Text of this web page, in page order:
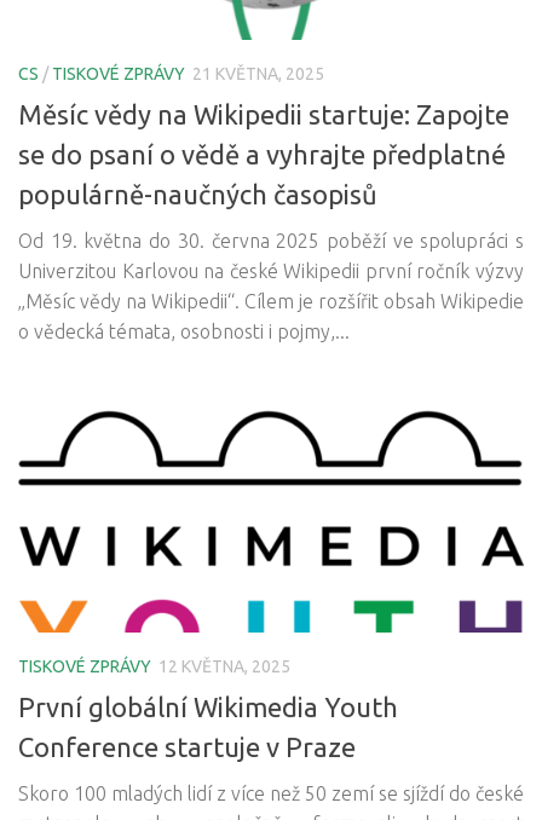
CS /TISKOVÉ ZPRÁVY 21 KVĚTNA, 2025
Měsíc vědy na Wikipedii startuje: Zapojte
se do psaní o vědě a vyhrajte předplatné
populárně-naučných časopisů
Od 19. května do 30. června 2025 poběží ve spolupráci s
Univerzitou Karlovou na české Wikipedii první ročník výzvy
„Měsíc vědy na Wikipedii“. Cílem je rozšířit obsah Wikipedie
o vědecká témata, osobnosti i pojmy,...
TISKOVÉ ZPRÁVY 12 KVĚTNA, 2025
První globální Wikimedia Youth
Conference startuje v Praze
Skoro 100 mladých lidí z více než 50 zemí se sjíždí do české